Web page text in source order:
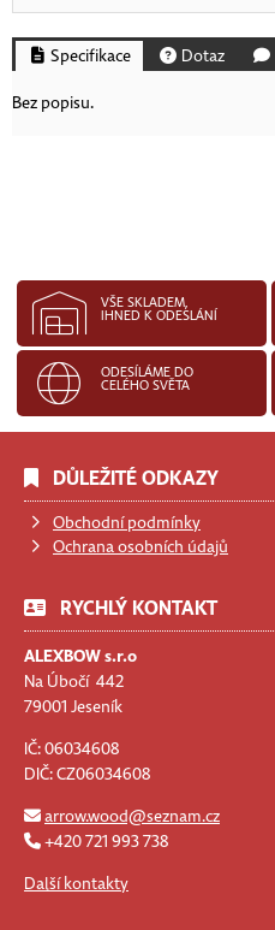
Specifikace Dotaz
Bez popisu.
VŠE SKLADEM,
IHNED K ODESLÁNÍ
ODESÍLÁME DO
CELÉHO SVĚTA
DŮLEŽITÉ ODKAZY
Obchodní podmínky
Ochrana osobních údajů
RYCHLÝ KONTAKT
ALEXBOW s.r.o
Na Úbočí 442
79001 Jeseník
IČ: 06034608
DIČ: CZ06034608
arrow.wood@seznam.cz
+420 721 993 738
Další kontakty